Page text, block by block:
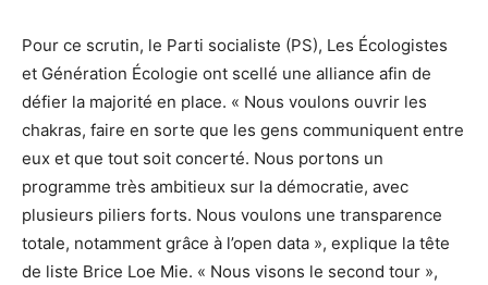
Pour ce scrutin, le Parti socialiste (PS), Les Écologistes
et Génération Écologie ont scellé une alliance afin de
défier la majorité en place. « Nous voulons ouvrir les
chakras, faire en sorte que les gens communiquent entre
eux et que tout soit concerté. Nous portons un
programme très ambitieux sur la démocratie, avec
plusieurs piliers forts. Nous voulons une transparence
totale, notamment grâce à l’open data », explique la tête
de liste Brice Loe Mie. « Nous visons le second tour »,